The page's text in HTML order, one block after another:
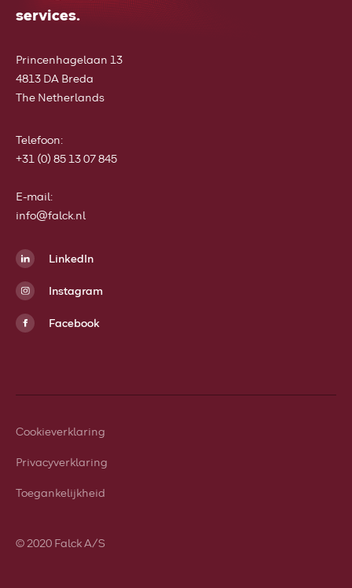
services.
Princenhagelaan 13
4813 DA Breda
The Netherlands
Telefoon:
+31 (0) 85 13 07 845
E-mail:
info@falck.nl
LinkedIn
Instagram
Facebook
Cookieverklaring
Privacyverklaring
Toegankelijkheid
© 2020 Falck A/S